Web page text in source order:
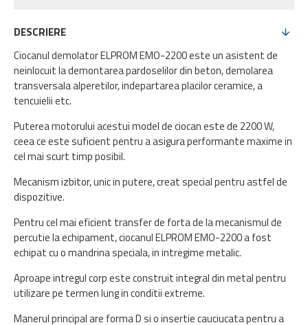
DESCRIERE
Ciocanul demolator ELPROM EMO-2200 este un asistent de
neinlocuit la demontarea pardoselilor din beton, demolarea
transversala alperetilor, indepartarea placilor ceramice, a
tencuielii etc.
Puterea motorului acestui model de ciocan este de 2200 W,
ceea ce este suficient pentru a asigura performante maxime in
cel mai scurt timp posibil.
Mecanism izbitor, unic in putere, creat special pentru astfel de
dispozitive.
Pentru cel mai eficient transfer de forta de la mecanismul de
percutie la echipament, ciocanul ELPROM EMO-2200 a fost
echipat cu o mandrina speciala, in intregime metalic.
Aproape intregul corp este construit integral din metal pentru
utilizare pe termen lung in conditii extreme.
Manerul principal are forma D si o insertie cauciucata pentru a